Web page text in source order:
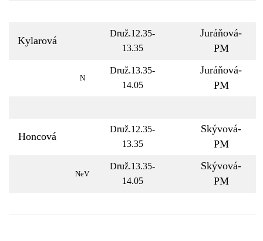
Kylarová
Druž.12.35-
13.35
Juráňová-
PM
N
Druž.13.35-
14.05
Juráňová-
PM
Honcová
Druž.12.35-
13.35
Skývová-
PM
NeV
Druž.13.35-
14.05
Skývová-
PM